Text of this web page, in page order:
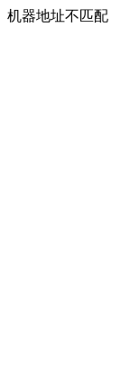
机器地址不匹配